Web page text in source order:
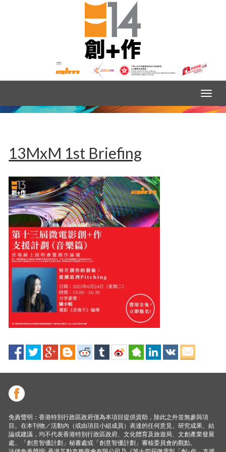
13MxM 1st Briefing
免責聲明：香港特別行政區政府僅為本項目提供資助，除此之外並無參與項
目。在本刊物／活動內（或由項目小組成員）表達的任何意見、研究成果、結
論或建議，均不代表香港特別行政區政府、文化體育及旅遊局、文創產業發展
處、「創意智優計劃」秘書處或「創意智優計劃」審核委員會的觀點。